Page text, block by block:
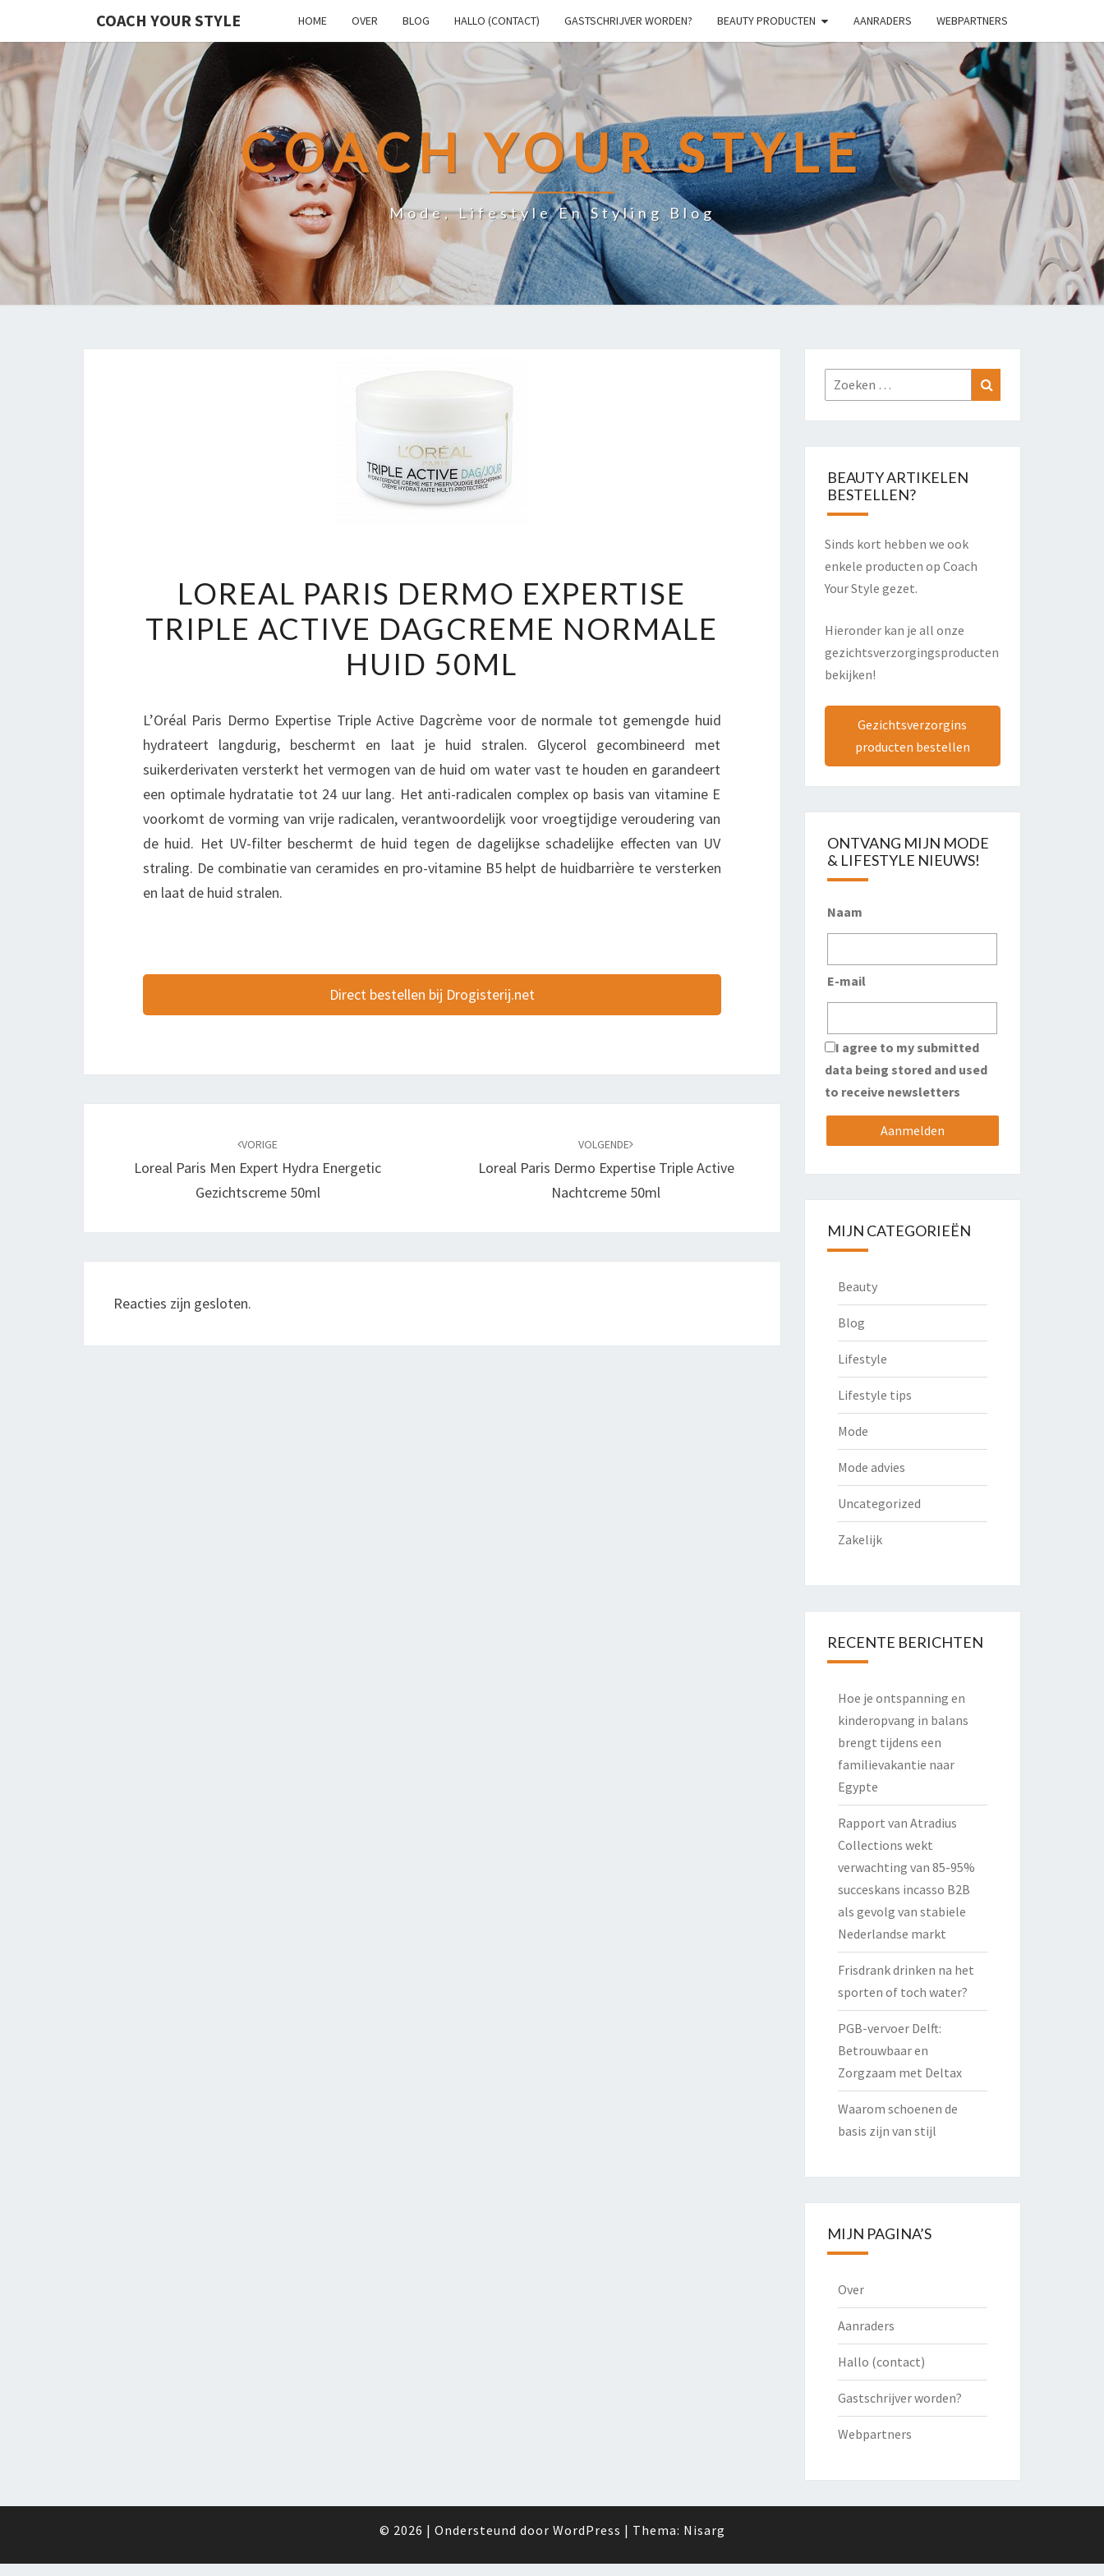
COACH YOUR STYLE HOME OVER BLOG HALLO (CONTACT) GASTSCHRIJVER WORDEN? BEAUTY PRODUCTEN AANRADERS WEBPARTNERS
COACH YOUR STYLE
Mode, Lifestyle En Styling Blog
PARIS
DERMO
EXPERTISE
TRIPLE
DAGCREME
NORMALE
HUID
50ML
LOREAL PARIS DERMO EXPERTISE
TRIPLE ACTIVE DAGCREME NORMALE
HUID 50ML
L’Oréal Paris Dermo Expertise Triple Active Dagcrème voor de normale tot gemengde huid
hydrateert langdurig, beschermt en laat je huid stralen. Glycerol gecombineerd met
suikerderivaten versterkt het vermogen van de huid om water vast te houden en garandeert
een optimale hydratatie tot 24 uur lang. Het anti-radicalen complex op basis van vitamine E
voorkomt de vorming van vrije radicalen, verantwoordelijk voor vroegtijdige veroudering van
de huid. Het UV-filter beschermt de huid tegen de dagelijkse schadelijke effecten van UV
straling. De combinatie van ceramides en pro-vitamine B5 helpt de huidbarrière te versterken
en laat de huid stralen.
Direct bestellen bij Drogisterij.net
VORIGE
Loreal Paris Men Expert Hydra Energetic
Gezichtscreme 50ml
VOLGENDE
Loreal Paris Dermo Expertise Triple Active
Nachtcreme 50ml
Reacties zijn gesloten.
Zoeken
naar:
BEAUTY ARTIKELEN
BESTELLEN?
Sinds kort hebben we ook
enkele producten op Coach
Your Style gezet.
Hieronder kan je all onze
gezichtsverzorgingsproducten
bekijken!
Gezichtsverzorgins
producten bestellen
ONTVANG MIJN MODE
& LIFESTYLE NIEUWS!
Naam
E-mail
I agree to my submitted
data being stored and used
to receive newsletters
MIJN CATEGORIEËN
Beauty
Blog
Lifestyle
Lifestyle tips
Mode
Mode advies
Uncategorized
Zakelijk
RECENTE BERICHTEN
Hoe je ontspanning en
kinderopvang in balans
brengt tijdens een
familievakantie naar
Egypte
Rapport van Atradius
Collections wekt
verwachting van 85-95%
succeskans incasso B2B
als gevolg van stabiele
Nederlandse markt
Frisdrank drinken na het
sporten of toch water?
PGB-vervoer Delft:
Betrouwbaar en
Zorgzaam met Deltax
Waarom schoenen de
basis zijn van stijl
MIJN PAGINA’S
Over
Aanraders
Hallo (contact)
Gastschrijver worden?
Webpartners
© 2026 | Ondersteund door WordPress | Thema: Nisarg